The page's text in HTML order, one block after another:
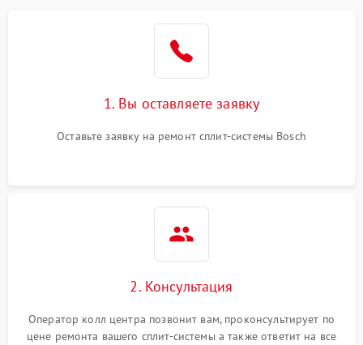
1. Вы оставляете заявку
Оставьте заявку на ремонт сплит-системы Bosch
2. Консультация
Оператор колл центра позвонит вам, проконсультирует по
цене ремонта вашего сплит-системы а также ответит на все